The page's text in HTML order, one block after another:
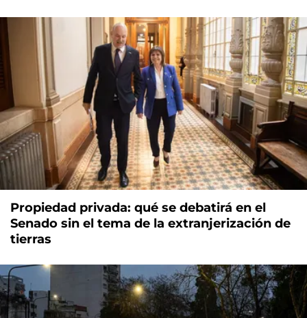
Propiedad privada: qué se debatirá en el
Senado sin el tema de la extranjerización de
tierras